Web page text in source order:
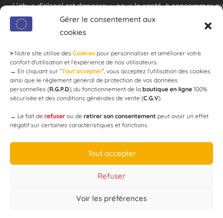
Gérer le consentement aux
cookies
> Notre site utilise des Cookies pour personnaliser et améliorer votre
confort d'utilisation et l’expérience de nos utilisateurs.
→ En cliquant sur ”Tout accepter”, vous acceptez l’utilisation des cookies
ainsi que le règlement général de protection de vos données
personnelles (R.G.P.D), du fonctionnement de la boutique en ligne 100%
sécurisée et des conditions générales de vente (C.G.V).
→ Le fait de refuser ou de retirer son consentement peut avoir un effet
négatif sur certaines caractéristiques et fonctions.
Tout accepter
Refuser
Voir les préférences
L’abus d’alcool est dangereux pour la santé, à consommer
modération !
Newsletter
email
Designed byWEB3-DESIGN